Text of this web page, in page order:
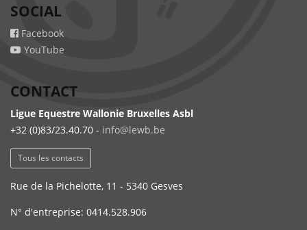
SOCIAL
Facebook
YouTube
CONTACT
Ligue Equestre Wallonie Bruxelles Asbl
+32 (0)83/23.40.70 - info@lewb.be
Tous les contacts
Rue de la Pichelotte, 11 - 5340 Gesves
N° d'entreprise: 0414.528.906